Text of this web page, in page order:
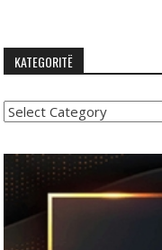
KATEGORITË
Kategoritë